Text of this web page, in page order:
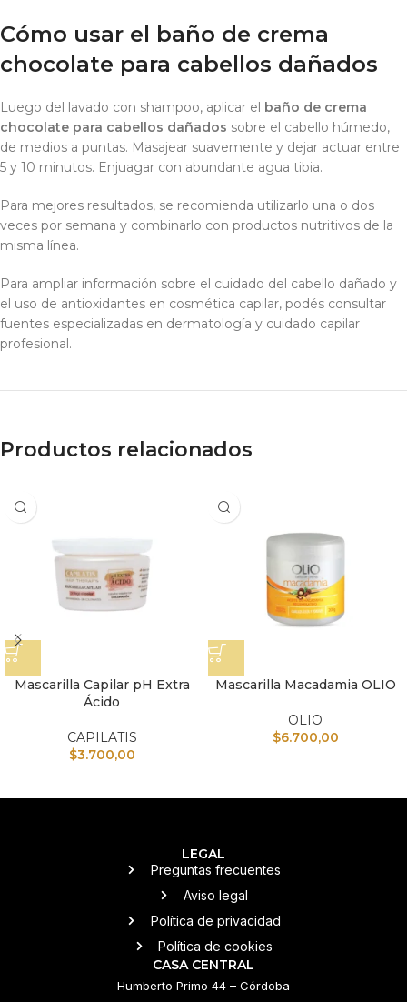
Cómo usar el baño de crema
chocolate para cabellos dañados
Luego del lavado con shampoo, aplicar el baño de crema
chocolate para cabellos dañados sobre el cabello húmedo,
de medios a puntas. Masajear suavemente y dejar actuar entre
5 y 10 minutos. Enjuagar con abundante agua tibia.
Para mejores resultados, se recomienda utilizarlo una o dos
veces por semana y combinarlo con productos nutritivos de la
misma línea.
Para ampliar información sobre el cuidado del cabello dañado y
el uso de antioxidantes en cosmética capilar, podés consultar
fuentes especializadas en dermatología y cuidado capilar
profesional.
Productos relacionados
Mascarilla Capilar pH Extra
Ácido
CAPILATIS
$3.700,00
Mascarilla Macadamia OLIO
OLIO
$6.700,00
LEGAL
Preguntas frecuentes
Aviso legal
Política de privacidad
Política de cookies
CASA CENTRAL
Humberto Primo 44 – Córdoba